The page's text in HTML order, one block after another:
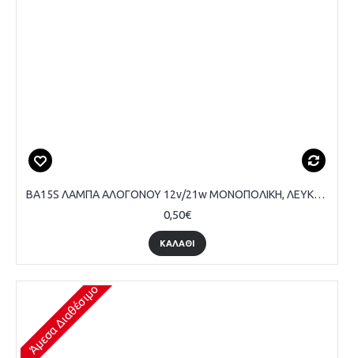
BA15S ΛΑΜΠΑ ΑΛΟΓΟΝΟΥ 12v/21w ΜΟΝΟΠΟΛΙΚΗ, ΛΕΥΚΗ, ΤΕΜΑΧΙΟ
0,50€
ΚΑΛΆΘΙ
Άμεσα Διαθέσιμο